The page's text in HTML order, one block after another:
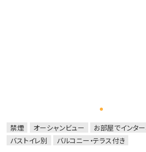
禁煙 オーシャンビュー
お部屋でインター
バストイレ別
バルコニー・テラス付き